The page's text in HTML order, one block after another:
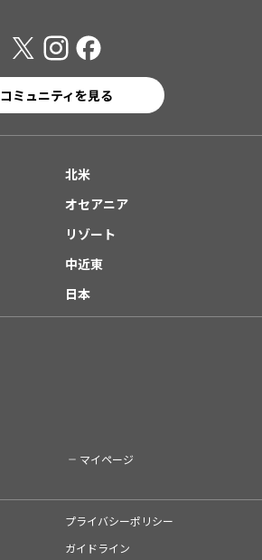
コミュニティを見る
北米
オセアニア
リゾート
中近東
日本
マイページ
プライバシーポリシー
ガイドライン